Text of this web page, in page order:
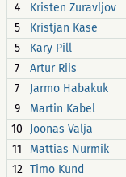
4
Kristen Zuravljov
5
Kristjan Kase
5
Kary Pill
7
Artur Riis
7
Jarmo Habakuk
9
Martin Kabel
10
Joonas Välja
11
Mattias Nurmik
12 Timo Kund